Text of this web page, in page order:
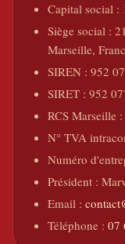
Capital social :
Siège social :
Marseille,
SIREN : 952
SIRET : 952
RCS Marseille
N° TVA
Numéro
Président :
Email :
Téléphone : 07